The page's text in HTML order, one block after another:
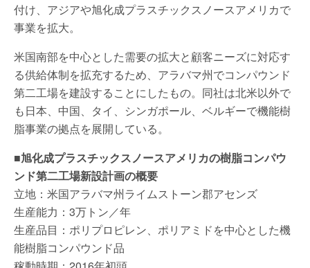
付け、アジアや旭化成プラスチックスノースアメリカで
事業を拡大。
米国南部を中心とした需要の拡大と顧客ニーズに対応す
る供給体制を拡充するため、アラバマ州でコンパウンド
第二工場を建設することにしたもの。同社は北米以外で
も日本、中国、タイ、シンガポール、ベルギーで機能樹
脂事業の拠点を展開している。
■旭化成プラスチックスノースアメリカの樹脂コンパウ
ンド第二工場新設計画の概要
立地：米国アラバマ州ライムストーン郡アセンズ
生産能力：3万トン／年
生産品目：ポリプロピレン、ポリアミドを中心とした機
能樹脂コンパウンド品